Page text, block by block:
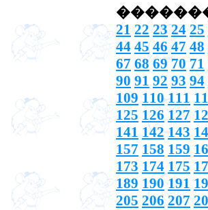
21 22 23 24 25
44 45 46 47 48
67 68 69 70 71
90 91 92 93 94
109 110 111
125 126 127
141 142 143
157 158 159
173 174 175
189 190 191
205 206 207